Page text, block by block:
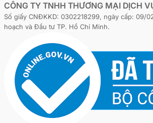
CÔNG TY TNHH THƯƠNG MẠI DỊCH
Số giấy CNĐKKD: 0302218299, ngày cấp: 09/
hoạch và Đầu tư TP. Hồ Chí Minh.